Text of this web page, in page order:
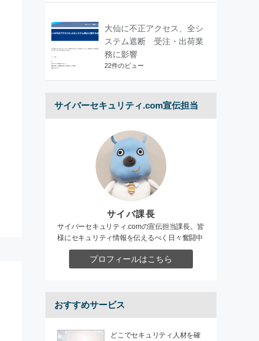
大仙に不正アクセス、全シ
ステム遮断 受注・出荷業
務に影響
22件のビュー
サイバーセキュリティ.com宣伝担当
サイバ課長
サイバーセキュリティ.comの宣伝担当課長。皆
様にセキュリティ情報を伝えるべく日々奮闘中
プロフィールはこちら
おすすめサービス
どこでセキュリティ人材を確